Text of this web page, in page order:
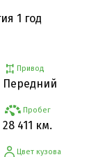
1 год
Привод
Передний
Пробег
28 411 км.
Цвет кузова